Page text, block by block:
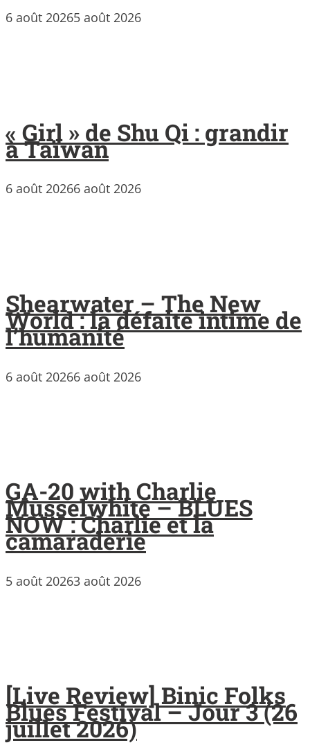
6 août 20265 août 2026
« Girl » de Shu Qi : grandir
à Taïwan
6 août 20266 août 2026
Shearwater – The New
World : la défaite intime de
l’humanité
6 août 20266 août 2026
GA-20 with Charlie
Musselwhite – BLUES
NOW : Charlie et la
camaraderie
5 août 20263 août 2026
[Live Review] Binic Folks
Blues Festival – Jour 3 (26
juillet 2026)